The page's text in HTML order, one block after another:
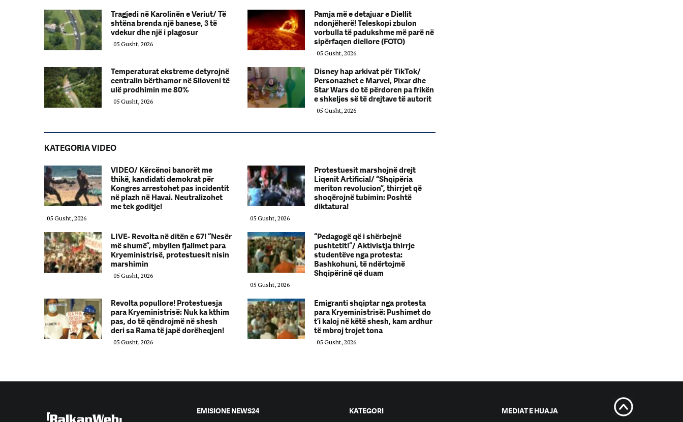
Tragjedi në Karolinën e Veriut/ Të
shtëna brenda një banese, 3 të
vdekur dhe një i plagosur
05 Gusht, 2026
Pamja më e detajuar e Diellit
ndonjëherë! Teleskopi zbulon
vorbulla të padukshme më parë në
sipërfaqen diellore (FOTO)
05 Gusht, 2026
Temperaturat ekstreme detyrojnë
centralin bërthamor në Slloveni të
ulë prodhimin me 80%
05 Gusht, 2026
Disney hap arkivat për TikTok/
Personazhet e Marvel, Pixar dhe
Star Wars do të përdoren pa frikën
e shkeljes së të drejtave të autorit
05 Gusht, 2026
KATEGORIA VIDEO
VIDEO/ Kërcënoi banorët me
thikë, kandidati demokrat për
Kongres arrestohet pas incidentit
në plazh në Havai. Neutralizohet
me tek goditje!
05 Gusht, 2026
Protestuesit marshojnë drejt
Liqenit Artificial/ “Shqipëria
meriton revolucion”, thirrjet që
shoqërojnë tubimin: Poshtë
diktatura!
05 Gusht, 2026
LIVE- Revolta në ditën e 67! “Nesër
më shumë”, mbyllen fjalimet para
Kryeministrisë, protestuesit nisin
marshimin
05 Gusht, 2026
“Pedagogë që i shërbejnë
pushtetit!”/ Aktivistja thirrje
studentëve nga protesta:
Bashkohuni, të ndërtojmë
Shqipërinë që duam
05 Gusht, 2026
Revolta popullore! Protestuesja
para Kryeministrisë: Nuk ka kthim
pas, do të qëndrojmë në shesh
deri sa Rama të japë dorëheqjen!
05 Gusht, 2026
Emigranti shqiptar nga protesta
para Kryeministrisë: Pushimet do
t’i kaloj në këtë shesh, kam ardhur
të mbroj trojet tona
05 Gusht, 2026
EMISIONE NEWS24 KATEGORI MEDIAT E HUAJA